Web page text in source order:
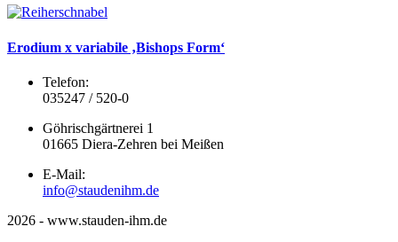
Erodium x variabile ‚Bishops Form‘
Telefon:
035247 / 520-0
Göhrischgärtnerei 1
01665 Diera-Zehren bei Meißen
E-Mail:
info@staudenihm.de
2026 - www.stauden-ihm.de